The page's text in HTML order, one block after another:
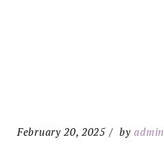
February 20, 2025 byadmin